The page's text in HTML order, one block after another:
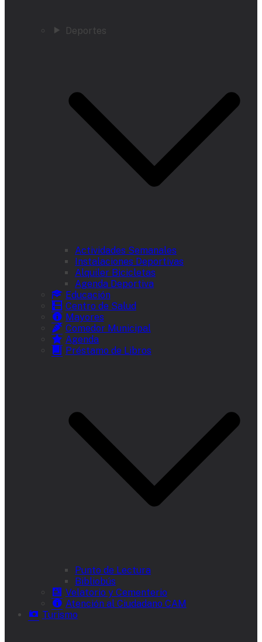
Deportes
Actividades Semanales
Instalaciones Deportivas
Alquiler Bicicletas
Agenda Deportiva
Educación
Centro de Salud
Mayores
Comedor Municipal
Agenda
Préstamo de Libros
Punto de Lectura
Bibliobús
Velatorio y Cementerio
Atención al Ciudadano CAM
Turismo